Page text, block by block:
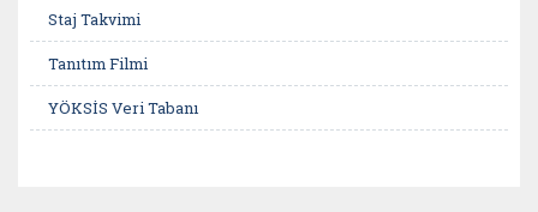
Staj Takvimi
Tanıtım Filmi
YÖKSİS Veri Tabanı